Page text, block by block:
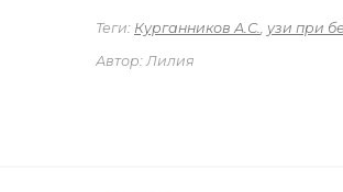
Теги: Курганников А.С., узи при
Автор: Лилия